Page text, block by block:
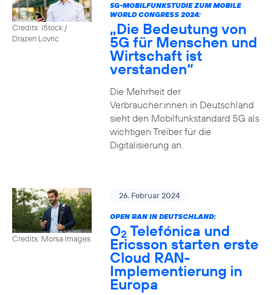
Credits: iStock /
Drazen Lovric
5G-MOBILFUNKSTUDIE ZUM MOBILE
WORLD CONGRESS 2024:
„Die Bedeutung von
5G für Menschen und
Wirtschaft ist
verstanden“
Die Mehrheit der
Verbraucher:innen in Deutschland
sieht den Mobilfunkstandard 5G als
wichtigen Treiber für die
Digitalisierung an.
Credits: Morsa Images
26. Februar 2024
OPEN RAN IN DEUTSCHLAND:
O2 Telefónica und
Ericsson starten erste
Cloud RAN-
Implementierung in
Europa